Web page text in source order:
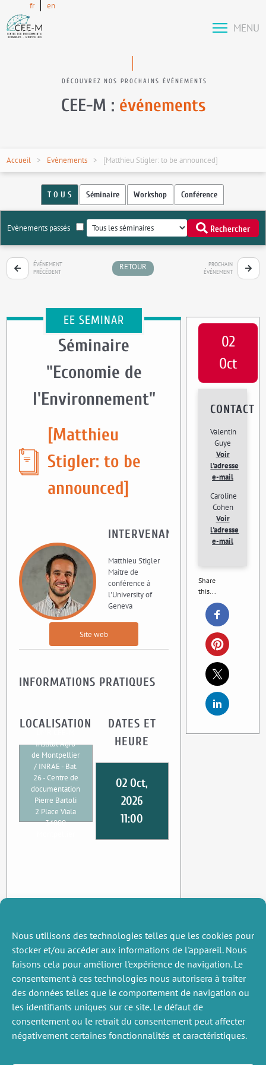
Nous utilisons des technologies telles que les cookies pour
stocker et/ou accéder aux informations de l'appareil. Nous
faisons cela pour améliorer l'expérience de navigation. Le
consentement à ces technologies nous autorisera à traiter
des données telles que le comportement de navigation ou
les identifiants uniques sur ce site. Le défaut de
consentement ou le retrait du consentement peut affecter
négativement certaines fonctionnalités et caractéristiques.
fr en
MENU
DÉCOUVREZ NOS PROCHAINS ÉVÉNEMENTS
CEE-M : événements
Accueil Evènements [Matthieu Stigler: to be announced]
T O U S Séminaire Workshop Conférence
Evènements passés Rechercher
ÉVÉNEMENT
PRÉCÉDENT
RETOUR
PROCHAIN
ÉVÉNEMENT
EE SEMINAR
Séminaire
"Economie de
l'Environnement"
[Matthieu
Stigler: to be
announced]
INTERVENANT
Matthieu Stigler
Maitre de
conférence à
l'University of
Geneva
Site web
INFORMATIONS PRATIQUES
LOCALISATION
Institut Agro
de Montpellier
/ INRAE - Bat.
26 - Centre de
documentation
Pierre Bartoli
2 Place Viala
34000
DATES ET
HEURE
02 Oct,
2026
11:00
02
Oct
CONTACT
Valentin
Guye
Voir
l'adresse
e-mail
Caroline
Cohen
Voir
l'adresse
e-mail
Share
this...